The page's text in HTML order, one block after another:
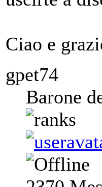
Ciao e
gpet74
Barone